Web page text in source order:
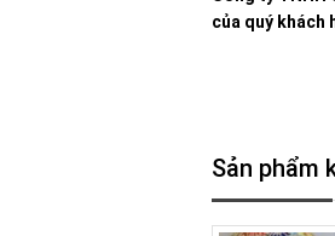
của quý khách
Sản phẩm